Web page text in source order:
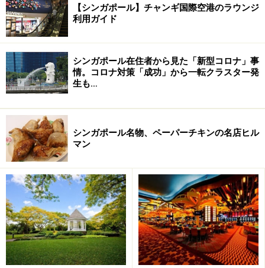
した。日本にいた時、あまりテレビは見な
かったのですが、J-POPのチャート番組だ
けはチェックしてましたね。シンガポール
に帰ってきてからもJ-POP熱は冷めません
ね。J-POPが好きなシンガポール人、多い
ですよ。
―― 日本の食事はお好きですか？
はい、大好きです。昔は納豆が食べられな
かったのですが、今は大丈夫、食べられま
すよ！ここシンガポールでも日本食ブーム
が続いていて、和食レストラン、ラーメン
屋、寿司屋などが急激に増えました。
⇒日本とシンガポールの学生の違いとは？
次のページで！
【シンガポール】チャンギ国際空港のラウンジ
利用ガイド
シンガポール在住者から見た「新型コロナ」事
情。コロナ対策「成功」から一転クラスター発
生も…
シンガポール名物、ペーパーチキンの名店ヒル
マン